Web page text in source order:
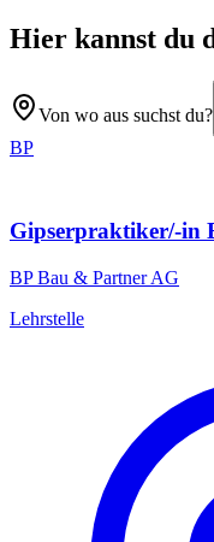
Hier kannst du
Von wo aus suchst du?
BP
Gipserpraktiker/-in
BP Bau & Partner AG
Lehrstelle